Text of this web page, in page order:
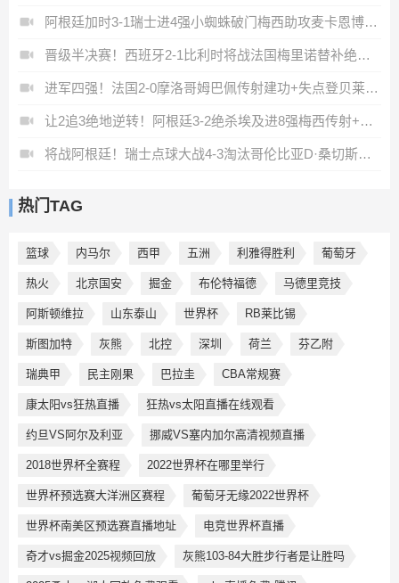
阿根廷加时3-1瑞士进4强小蜘蛛破门梅西助攻麦卡恩博洛假摔染红
晋级半决赛！西班牙2-1比利时将战法国梅里诺替补绝杀拉门斯送礼
进军四强！法国2-0摩洛哥姆巴佩传射建功+失点登贝莱贴地斩
让2追3绝地逆转！阿根廷3-2绝杀埃及进8强梅西传射+失点恩佐绝杀
将战阿根廷！瑞士点球大战4-3淘汰哥伦比亚D·桑切斯、库乔失点
热门TAG
篮球 内马尔 西甲 五洲 利雅得胜利 葡萄牙
热火 北京国安 掘金 布伦特福德 马德里竞技
阿斯顿维拉 山东泰山 世界杯 RB莱比锡
斯图加特 灰熊 北控 深圳 荷兰 芬乙附
瑞典甲 民主刚果 巴拉圭 CBA常规赛
康太阳vs狂热直播 狂热vs太阳直播在线观看
约旦VS阿尔及利亚 挪威VS塞内加尔高清视频直播
2018世界杯全赛程 2022世界杯在哪里举行
世界杯预选赛大洋洲区赛程 葡萄牙无缘2022世界杯
世界杯南美区预选赛直播地址 ‌电竞世界杯直播
奇才vs掘金2025视频回放 灰熊103-84大胜步行者是让胜吗